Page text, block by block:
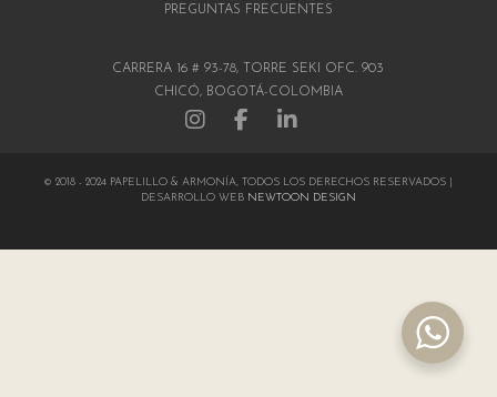
PREGUNTAS FRECUENTES
CARRERA 16 # 93-78, TORRE SEKI OFC. 903
CHICÓ, BOGOTÁ-COLOMBIA
© 2018 - 2024 PAPELILLO & ARMONÍA, TODOS LOS DERECHOS RESERVADOS |
DESARROLLO WEB NEWTOON DESIGN